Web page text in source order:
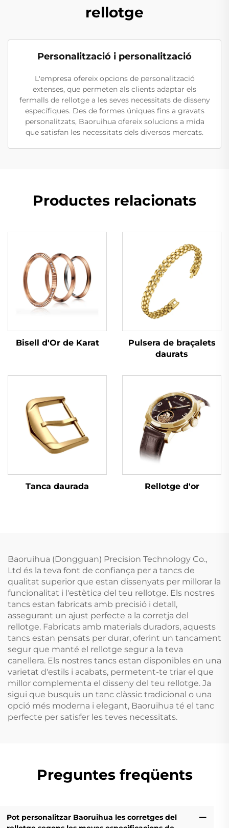
rellotge
Personalització i personalització
L'empresa ofereix opcions de personalització
extenses, que permeten als clients adaptar els
fermalls de rellotge a les seves necessitats de disseny
específiques. Des de formes úniques fins a gravats
personalitzats, Baoruihua ofereix solucions a mida
que satisfan les necessitats dels diversos mercats.
Productes relacionats
Bisell d'Or de Karat
Pulsera de braçalets
daurats
Tanca daurada Rellotge d'or
Baoruihua (Dongguan) Precision Technology Co.,
Ltd és la teva font de confiança per a tancs de
qualitat superior que estan dissenyats per millorar la
funcionalitat i l'estètica del teu rellotge. Els nostres
tancs estan fabricats amb precisió i detall,
assegurant un ajust perfecte a la corretja del
rellotge. Fabricats amb materials duradors, aquests
tancs estan pensats per durar, oferint un tancament
segur que manté el rellotge segur a la teva
canellera. Els nostres tancs estan disponibles en una
varietat d'estils i acabats, permetent-te triar el que
millor complementa el disseny del teu rellotge. Ja
sigui que busquis un tanc clàssic tradicional o una
opció més moderna i elegant, Baoruihua té el tanc
perfecte per satisfer les teves necessitats.
Preguntes freqüents
Pot personalitzar Baoruihua les corretges del